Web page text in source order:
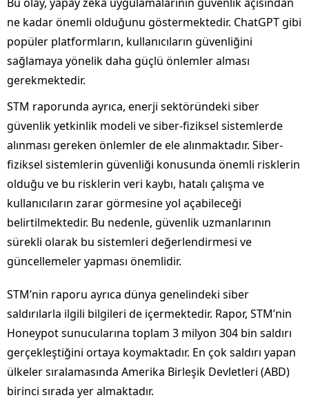
ne kadar önemli olduğunu göstermektedir. ChatGPT gibi
popüler platformların, kullanıcıların güvenliğini
sağlamaya yönelik daha güçlü önlemler alması
gerekmektedir.
STM raporunda ayrıca, enerji sektöründeki siber
güvenlik yetkinlik modeli ve siber-fiziksel sistemlerde
alınması gereken önlemler de ele alınmaktadır. Siber-
fiziksel sistemlerin güvenliği konusunda önemli risklerin
olduğu ve bu risklerin veri kaybı, hatalı çalışma ve
kullanıcıların zarar görmesine yol açabileceği
belirtilmektedir. Bu nedenle, güvenlik uzmanlarının
sürekli olarak bu sistemleri değerlendirmesi ve
güncellemeler yapması önemlidir.
STM’nin raporu ayrıca dünya genelindeki siber
saldırılarla ilgili bilgileri de içermektedir. Rapor, STM’nin
Honeypot sunucularına toplam 3 milyon 304 bin saldırı
gerçekleştiğini ortaya koymaktadır. En çok saldırı yapan
ülkeler sıralamasında Amerika Birleşik Devletleri (ABD)
birinci sırada yer almaktadır.